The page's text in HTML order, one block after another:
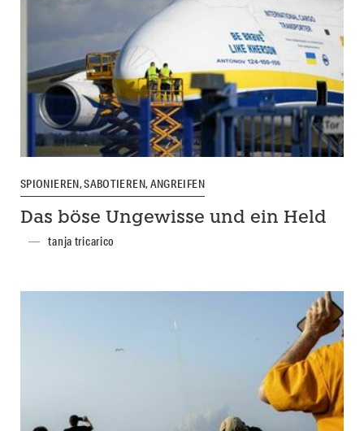
SPIONIEREN, SABOTIEREN, ANGREIFEN
Das böse Ungewisse und ein Held
tanja tricarico